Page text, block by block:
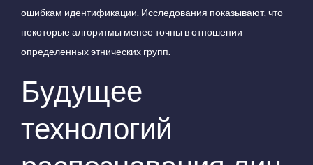
ошибкам идентификации. Исследования показывают, что
некоторые алгоритмы менее точны в отношении
определенных этнических групп.
Будущее
технологий